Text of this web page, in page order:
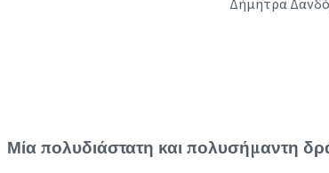
Μία πολυδιάστατη και πολυσήμαντη